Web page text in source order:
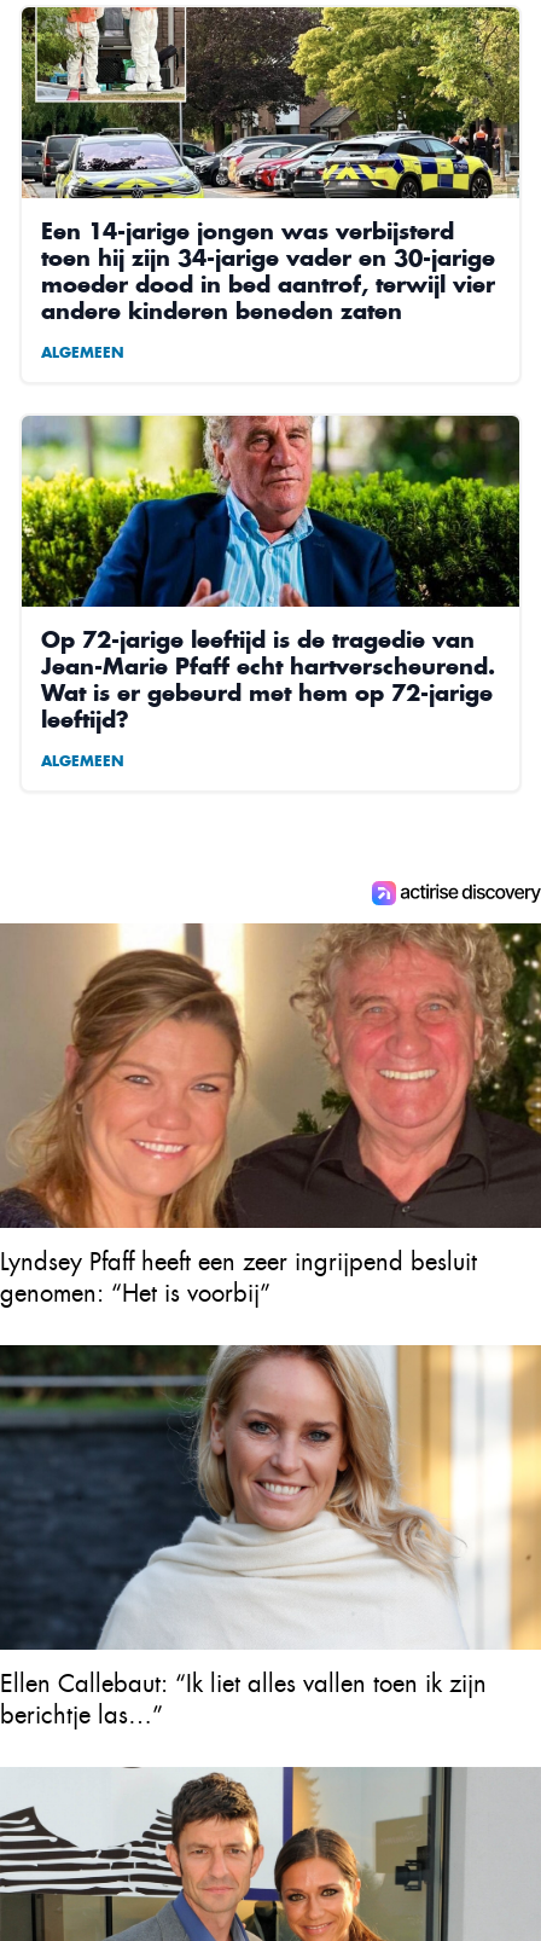
Een 14-jarige jongen was verbijsterd
toen hij zijn 34-jarige vader en 30-jarige
moeder dood in bed aantrof, terwijl vier
andere kinderen beneden zaten
ALGEMEEN
Op 72-jarige leeftijd is de tragedie van
Jean-Marie Pfaff echt hartverscheurend.
Wat is er gebeurd met hem op 72-jarige
leeftijd?
ALGEMEEN
Lyndsey Pfaff heeft een zeer ingrijpend besluit
genomen: “Het is voorbij”
Ellen Callebaut: “Ik liet alles vallen toen ik zijn
berichtje las…”